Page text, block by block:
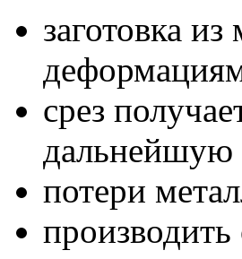
заготовка
срез
дальнейшую
потери